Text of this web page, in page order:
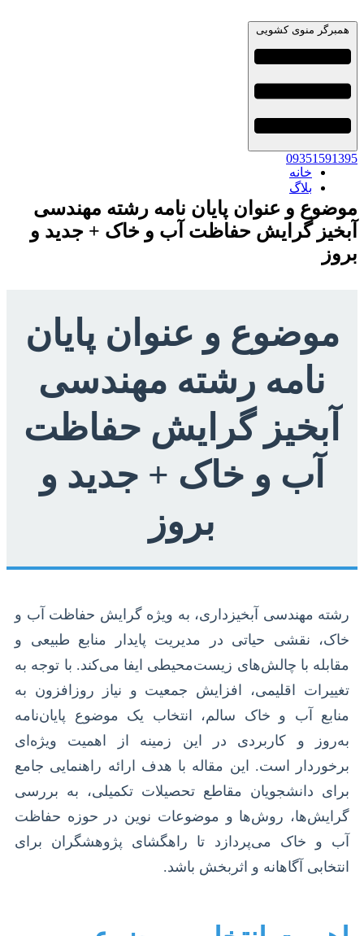
خانه
بلاگ
همبرگر منوی کشویی
09351591395
موضوع و عنوان پایان نامه رشته مهندسی
آبخیز گرایش حفاظت آب و خاک + جدید و
بروز
موضوع و عنوان پایان
نامه رشته مهندسی
آبخیز گرایش حفاظت
آب و خاک + جدید و
بروز
رشته مهندسی آبخیزداری، به ویژه گرایش حفاظت آب و
خاک، نقشی حیاتی در مدیریت پایدار منابع طبیعی و
مقابله با چالش‌های زیست‌محیطی ایفا می‌کند. با توجه به
تغییرات اقلیمی، افزایش جمعیت و نیاز روزافزون به
منابع آب و خاک سالم، انتخاب یک موضوع پایان‌نامه
به‌روز و کاربردی در این زمینه از اهمیت ویژه‌ای
برخوردار است. این مقاله با هدف ارائه راهنمایی جامع
برای دانشجویان مقاطع تحصیلات تکمیلی، به بررسی
گرایش‌ها، روش‌ها و موضوعات نوین در حوزه حفاظت
آب و خاک می‌پردازد تا راهگشای پژوهشگران برای
انتخابی آگاهانه و اثربخش باشد.